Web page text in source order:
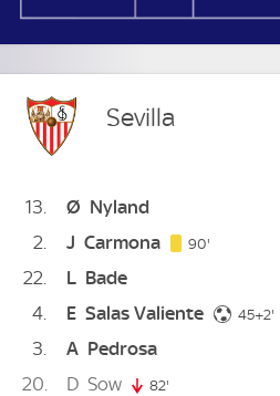
Sevilla
13 Ø Nyland
2
J Carmona 90'
22 L Bade
4
E Salas Valiente 45+2'
3 A Pedrosa
20
D Sow 82'